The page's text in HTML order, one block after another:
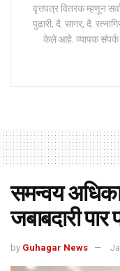
वृत्तपत्र वितरक म्हणून
पुढारी, दै. सागर, दै.
केले आहे. व्यापक संपर्क
समन्वय
जबाबदारी पार
by Guhagar News